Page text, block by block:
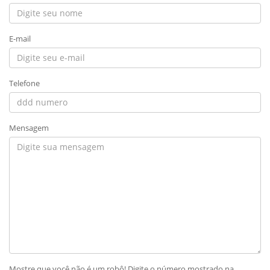
E-mail
Telefone
Mensagem